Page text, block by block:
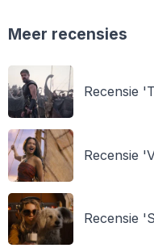
Meer recensies
Recensie
Recensie
Recensie